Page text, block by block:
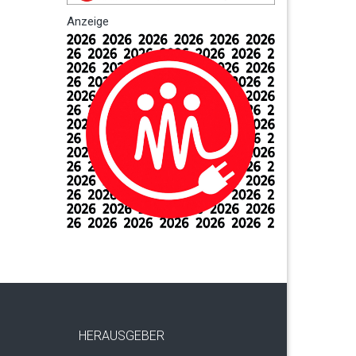
Anzeige
HERAUSGEBER